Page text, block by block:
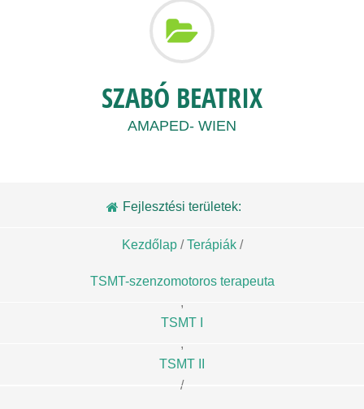
SZABÓ BEATRIX
AMAPED- WIEN
Fejlesztési területek:
Kezdőlap / Terápiák /
TSMT-szenzomotoros terapeuta
,
TSMT I
,
TSMT II
/